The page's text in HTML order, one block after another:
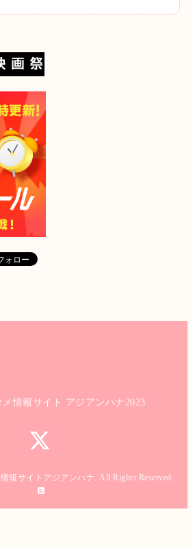
情報サイト アジアンハナ2023
報サイトアジアンハナ. All Rights Reserved.